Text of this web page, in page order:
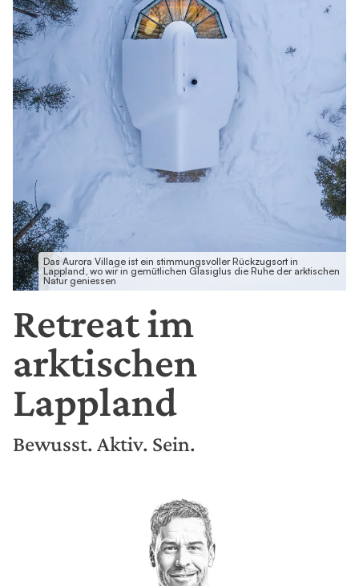
Das Aurora Village ist ein stimmungsvoller Rückzugsort in
Lappland, wo wir in gemütlichen Glasiglus die Ruhe der arktischen
Natur geniessen
Retreat im
arktischen
Lappland
Bewusst. Aktiv. Sein.